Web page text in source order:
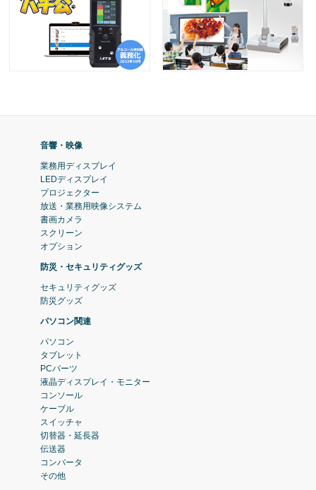
音響・映像
業務用ディスプレイ
LEDディスプレイ
プロジェクター
放送・業務用映像システム
書画カメラ
スクリーン
オプション
防災・セキュリティグッズ
セキュリティグッズ
防災グッズ
パソコン関連
パソコン
タブレット
PCパーツ
液晶ディスプレイ・モニター
コンソール
ケーブル
スイッチャ
切替器・延長器
伝送器
コンバータ
その他